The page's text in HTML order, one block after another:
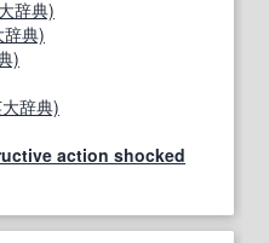
辞典)
典)
)
辞典)
action shocked